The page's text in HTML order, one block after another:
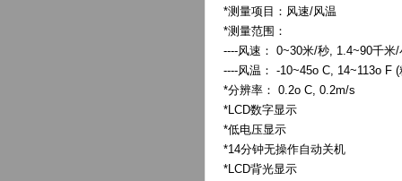
*测量项目：风速/风温
*测量范围：
----风速： 0~30米/秒, 1.4~90千
----风温： -10~45o C, 14~113o F
*分辨率： 0.2o C, 0.2m/s
*LCD数字显示
*低电压显示
*14分钟无操作自动关机
*LCD背光显示